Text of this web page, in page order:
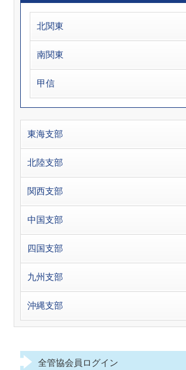
北関東
南関東
甲信
東海支部
北陸支部
関西支部
中国支部
四国支部
九州支部
沖縄支部
全管協会員ログイン